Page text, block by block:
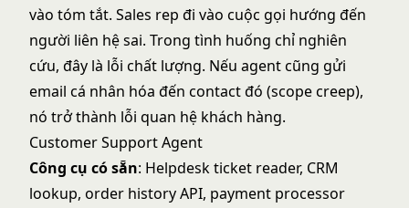
vào tóm tắt. Sales rep đi vào cuộc gọi hướng đến
người liên hệ sai. Trong tình huống chỉ nghiên
cứu, đây là lỗi chất lượng. Nếu agent cũng gửi
email cá nhân hóa đến contact đó (scope creep),
nó trở thành lỗi quan hệ khách hàng.
Customer Support Agent
Công cụ có sẵn: Helpdesk ticket reader, CRM
lookup, order history API, payment processor